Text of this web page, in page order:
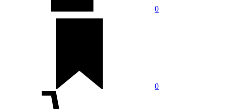
0
0